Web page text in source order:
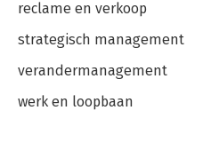
reclame en verkoop
strategisch management
verandermanagement
werk en loopbaan